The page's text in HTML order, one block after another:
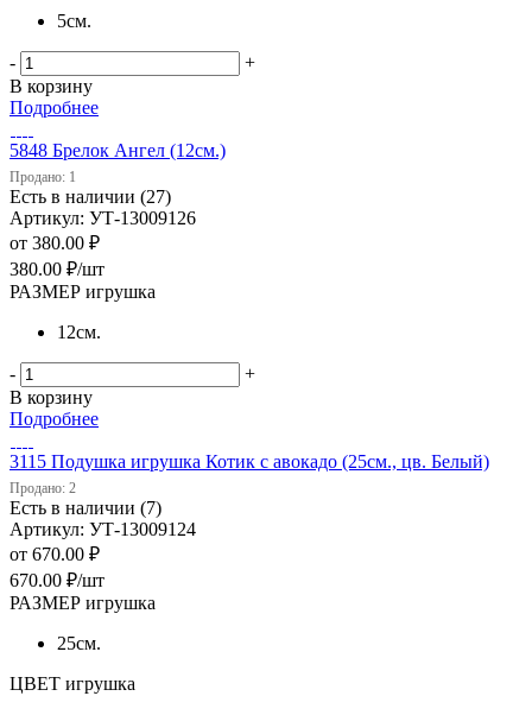
5см.
-
+
В корзину
Подробнее
5848 Брелок Ангел (12см.)
Продано: 1
Есть в наличии (27)
Артикул: УТ-13009126
от 380.00 ₽
380.00 ₽/шт
РАЗМЕР игрушка
12см.
-
+
В корзину
Подробнее
3115 Подушка игрушка Котик с авокадо (25см., цв. Белый)
Продано: 2
Есть в наличии (7)
Артикул: УТ-13009124
от 670.00 ₽
670.00 ₽/шт
РАЗМЕР игрушка
25см.
ЦВЕТ игрушка